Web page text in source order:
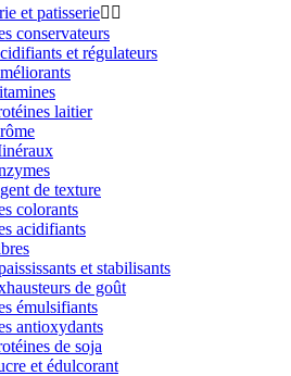
et patisserie 
conservateurs
et régulateurs
laitier
de texture
colorants
acidifiants
et stabilisants
de goût
émulsifiants
antioxydants
de soja
et édulcorant